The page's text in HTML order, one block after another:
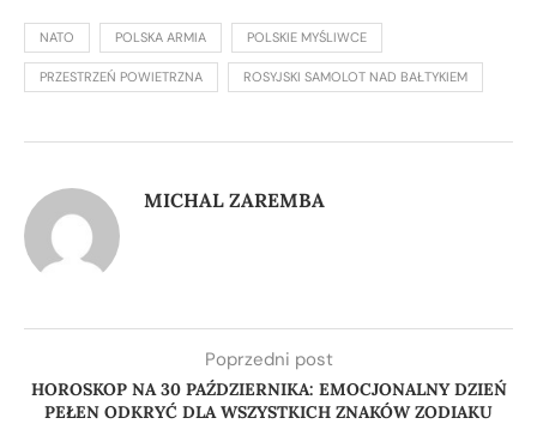
NATO POLSKA ARMIA POLSKIE MYŚLIWCE
PRZESTRZEŃ POWIETRZNA ROSYJSKI SAMOLOT NAD BAŁTYKIEM
MICHAL ZAREMBA
Poprzedni post
HOROSKOP NA 30 PAŹDZIERNIKA: EMOCJONALNY DZIEŃ
PEŁEN ODKRYĆ DLA WSZYSTKICH ZNAKÓW ZODIAKU